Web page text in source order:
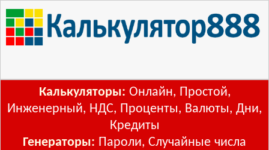
Калькуляторы: Онлайн, Простой,
Инженерный, НДС, Проценты, Валюты, Дни,
Кредиты
Генераторы: Пароли, Случайные числа